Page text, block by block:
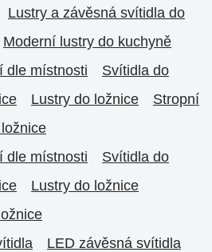
Lustry a závěsná svítidla do
Moderní lustry do kuchyně
dle místnosti
Svítidla do
Lustry do ložnice
Stropní
dle místnosti
Svítidla do
Lustry do ložnice
LED závěsná svítidla